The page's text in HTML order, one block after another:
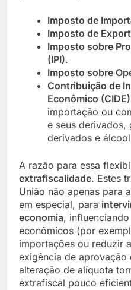
Imposto de
Imposto de
Imposto sobre
(IPI).
Imposto sobre
Contribuição de
Econômico (CIDE)
importação ou
e seus derivados,
derivados e
A razão para essa
extrafiscalidade. Estes
União não apenas para
em especial, para
economia,
econômicos (por
importações ou reduzir
exigência de aprovação
alteração de alíquota
extrafiscal pouco